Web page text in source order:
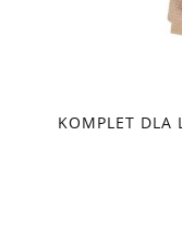
KOMPLET DLA